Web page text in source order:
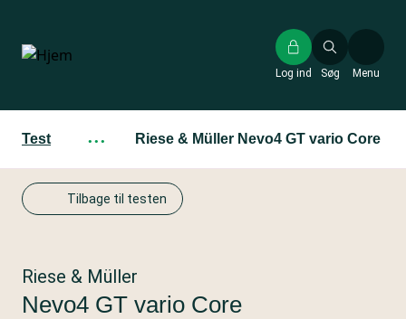
hovedindhold
Søg
Log ind Menu
Test ··· Riese & Müller Nevo4 GT vario Core
Tilbage til testen
Riese & Müller
Nevo4 GT vario Core